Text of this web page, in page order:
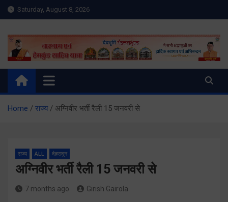
Skip
to
Saturday, August 8, 2026
Meru Raibar | Uttarakhand
News | Uttarkashi News
meruraibar.com
Home राज्य अग्निवीर भर्ती रैली 15 जनवरी से
राज्य ALL देहरादून
अग्निवीर भर्ती रैली 15 जनवरी से
7 months ago Girish Gairola